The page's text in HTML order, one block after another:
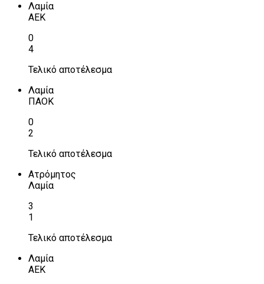
Λαμία
ΑΕΚ
0
4
Τελικό αποτέλεσμα
Λαμία
ΠΑΟΚ
0
2
Τελικό αποτέλεσμα
Ατρόμητος
Λαμία
3
1
Τελικό αποτέλεσμα
Λαμία
ΑΕΚ